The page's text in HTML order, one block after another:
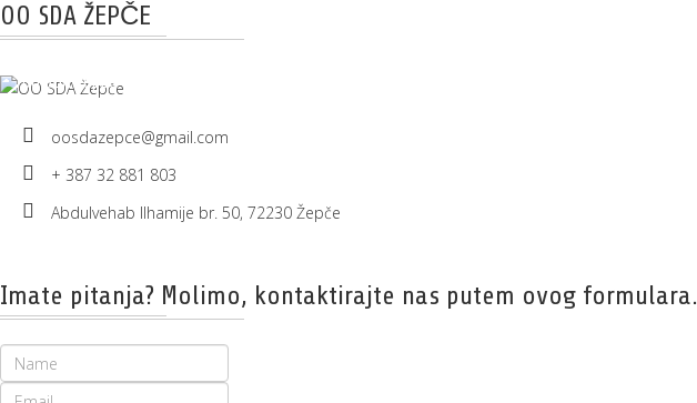
OO SDA ŽEPČE
OO SDA Žepče
oosdazepce@gmail.com
+ 387 32 881 803
Abdulvehab Ilhamije br. 50, 72230 Žepče
Imate pitanja? Molimo, kontaktirajte nas putem ovog formulara.